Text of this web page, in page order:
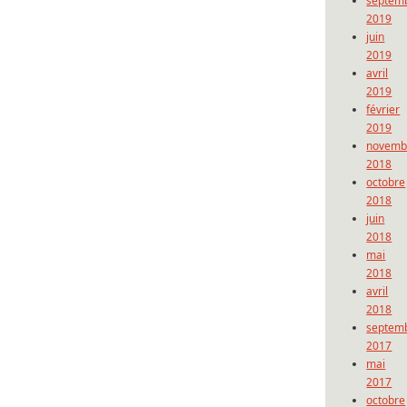
2019
juin
2019
avril
2019
février
2019
2018
octobre
2018
juin
2018
mai
2018
avril
2018
2017
mai
2017
octobre